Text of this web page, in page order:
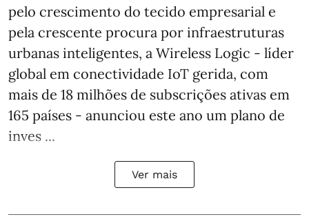
pelo crescimento do tecido empresarial e
pela crescente procura por infraestruturas
urbanas inteligentes, a Wireless Logic - líder
global em conectividade IoT gerida, com
mais de 18 milhões de subscrições ativas em
165 países - anunciou este ano um plano de
inves ...
Ver mais